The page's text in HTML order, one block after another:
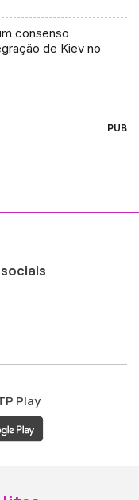
consenso
de Kiev no
PUB
ao
Play